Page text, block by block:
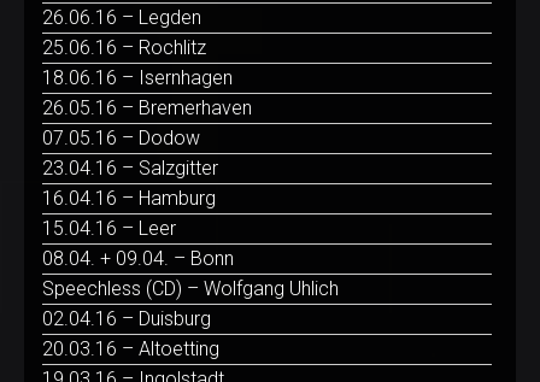
26.06.16 – Legden
25.06.16 – Rochlitz
18.06.16 – Isernhagen
26.05.16 – Bremerhaven
07.05.16 – Dodow
23.04.16 – Salzgitter
16.04.16 – Hamburg
15.04.16 – Leer
08.04. + 09.04. – Bonn
Speechless (CD) – Wolfgang Uhlich
02.04.16 – Duisburg
20.03.16 – Altoetting